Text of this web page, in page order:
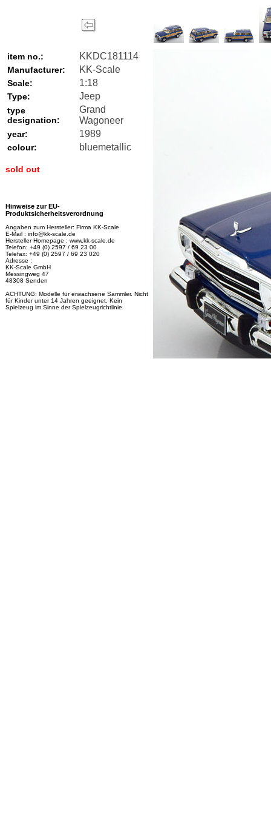
item no.: KKDC181114
Manufacturer: KK-Scale
Scale: 1:18
Type: Jeep
type
designation:
Grand
Wagoneer
year: 1989
colour: bluemetallic
sold out
Hinweise zur EU-
Produktsicherheitsverordnung
Angaben zum Hersteller: Firma KK-Scale
E-Mail : info@kk-scale.de
Hersteller Homepage : www.kk-scale.de
Telefon: +49 (0) 2597 / 69 23 00
Telefax: +49 (0) 2597 / 69 23 020
Adresse :
KK-Scale GmbH
Messingweg 47
48308 Senden
ACHTUNG: Modelle für erwachsene Sammler. Nicht
für Kinder unter 14 Jahren geeignet. Kein
Spielzeug im Sinne der Spielzeugrichtlinie